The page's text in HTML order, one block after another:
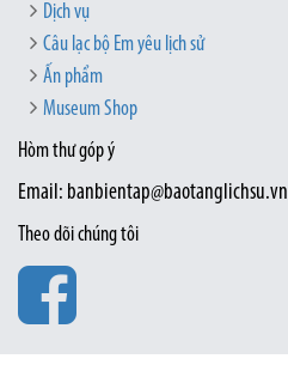
Dịch vụ
Câu lạc bộ Em yêu lịch sử
Ấn phẩm
Museum Shop
Hòm thư góp ý
Email: banbientap@baotanglichsu.vn
Theo dõi chúng tôi